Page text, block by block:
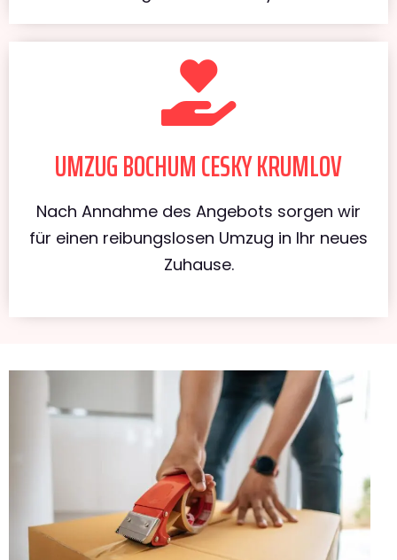
UMZUG BOCHUM CESKY KRUMLOV
Nach Annahme des Angebots sorgen wir
für einen reibungslosen Umzug in Ihr neues
Zuhause.